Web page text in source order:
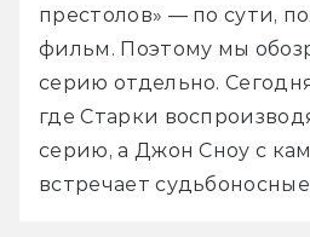
престолов» — по сути,
фильм. Поэтому мы
серию отдельно.
где Старки
серию, а Джон Сноу с
встречает